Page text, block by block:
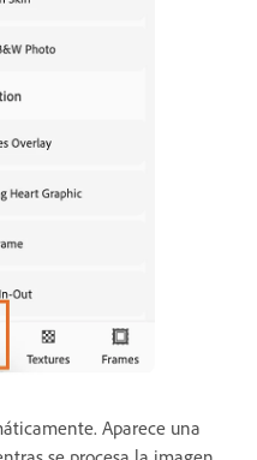
Aparece una